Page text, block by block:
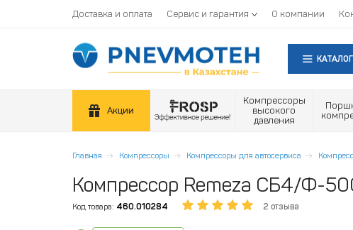
Доставка и оплата Сервис и гарантия О компании
Акции
Компрессоры
высокого
давления
Главная Компрессоры Компрессоры для автосервиса
Компрессор Remeza СБ4/Ф-
Код товара: 460.010284 2 отзыва